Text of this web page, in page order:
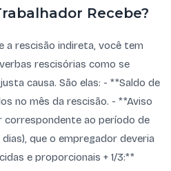
Recebe?
a rescisão indireta, você tem
rescisórias como se
causa. São elas: - **Saldo de
no mês da rescisão. - **Aviso
correspondente ao período de
que o empregador deveria
e proporcionais + 1/3:**